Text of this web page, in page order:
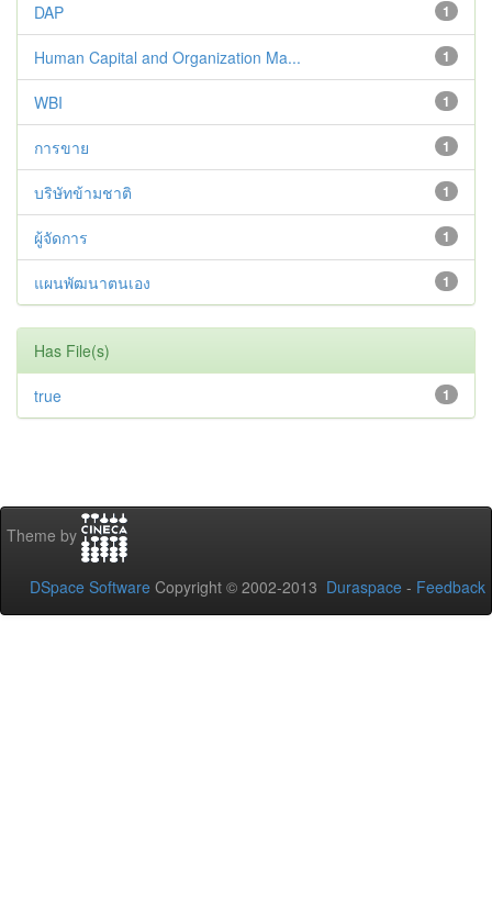
1
DAP
1
Human Capital and Organization Ma...
1
WBI
1
การขาย
1
บริษัทข้ามชาติ
1
ผู้จัดการ
1
แผนพัฒนาตนเอง
Has File(s)
1
true
Theme by
DSpace Software Copyright © 2002-2013 Duraspace - Feedback